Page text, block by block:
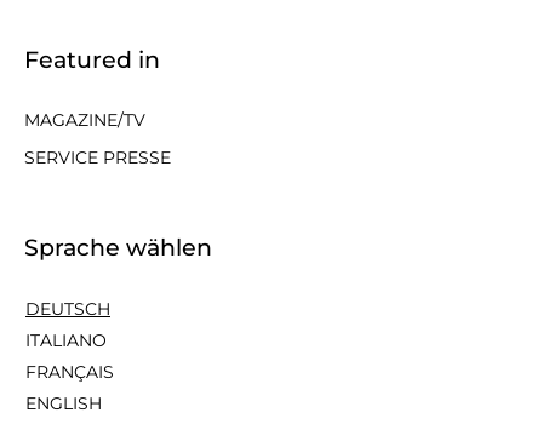
Featured in
MAGAZINE/TV
SERVICE PRESSE
Sprache wählen
DEUTSCH
ITALIANO
FRANÇAIS
ENGLISH